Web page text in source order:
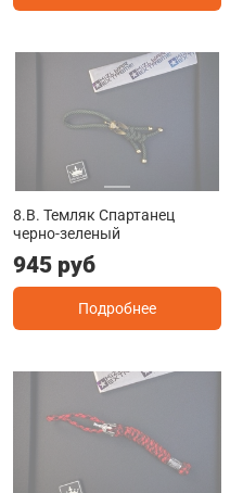
8.B. Темляк Спартанец
черно-зеленый
945 руб
Подробнее